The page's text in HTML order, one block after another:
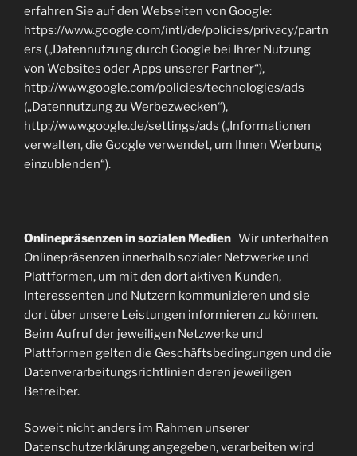
erfahren Sie auf den Webseiten von Google:
https://www.google.com/intl/de/policies/privacy/partn
ers („Datennutzung durch Google bei Ihrer Nutzung
von Websites oder Apps unserer Partner“),
http://www.google.com/policies/technologies/ads
(„Datennutzung zu Werbezwecken“),
http://www.google.de/settings/ads („Informationen
verwalten, die Google verwendet, um Ihnen Werbung
einzublenden“).
Onlinepräsenzen in sozialen Medien Wir unterhalten
Onlinepräsenzen innerhalb sozialer Netzwerke und
Plattformen, um mit den dort aktiven Kunden,
Interessenten und Nutzern kommunizieren und sie
dort über unsere Leistungen informieren zu können.
Beim Aufruf der jeweiligen Netzwerke und
Plattformen gelten die Geschäftsbedingungen und die
Datenverarbeitungsrichtlinien deren jeweiligen
Betreiber.
Soweit nicht anders im Rahmen unserer
Datenschutzerklärung angegeben, verarbeiten wird